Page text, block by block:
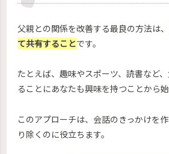
父親との関係を改善する最良の方法は、
て共有することです。
たとえば、趣味やスポーツ、読書など
ることにあなたも興味を持つことから始
このアプローチは、会話のきっかけを
り除くのに役立ちます。